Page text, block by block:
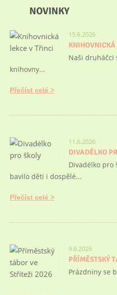
NOVINKY
15.6.2026
KNIHOVNICKÁ
Naši druháčci
knihovny...
Přečíst celé
11.6.2026
DIVADÉLKO
Divadélko pro
bavilo děti i dospělé...
Přečíst celé
9.6.2026
PŘÍMĚSTSKÝ
Prázdniny se